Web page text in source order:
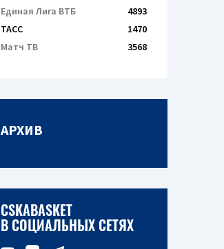
Единая Лига ВТБ
4893
ТАСС
1470
Матч ТВ
3568
АРХИВ
CSKABASKET
В СОЦИАЛЬНЫХ СЕТЯХ